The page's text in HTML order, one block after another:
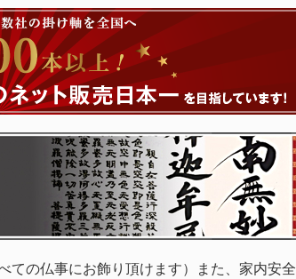
ての仏事にお飾り頂けます）また、家内安全